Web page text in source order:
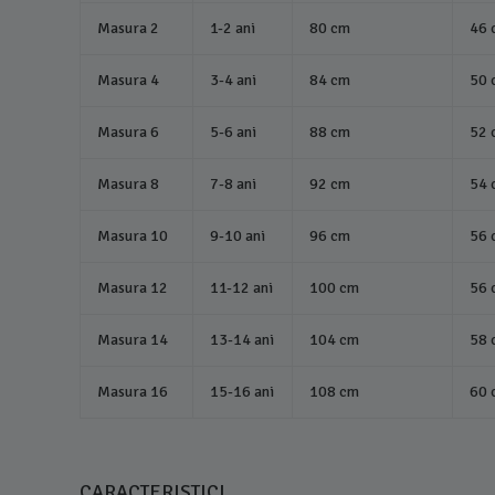
Masura 2 1-2 ani 80 cm 46
Masura 4 3-4 ani 84 cm 50
Masura 6 5-6 ani 88 cm 52
Masura 8 7-8 ani 92 cm 54
Masura 10 9-10 ani 96 cm 56
Masura 12 11-12 ani 100 cm 56
Masura 14 13-14 ani 104 cm 58
Masura 16 15-16 ani 108 cm 60